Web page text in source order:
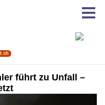
führt zu Unfall –